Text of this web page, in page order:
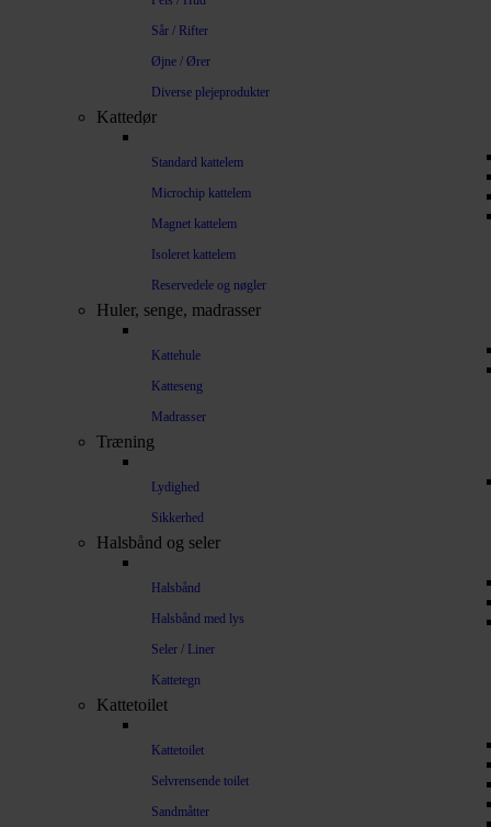
Sår / Rifter
Øjne / Ører
Diverse plejeprodukter
Kattedør
Standard kattelem
Microchip kattelem
Magnet kattelem
Isoleret kattelem
Reservedele og nøgler
Huler, senge, madrasser
Kattehule
Katteseng
Madrasser
Træning
Lydighed
Sikkerhed
Halsbånd og seler
Halsbånd
Halsbånd med lys
Seler / Liner
Kattetegn
Kattetoilet
Kattetoilet
Selvrensende toilet
Sandmåtter